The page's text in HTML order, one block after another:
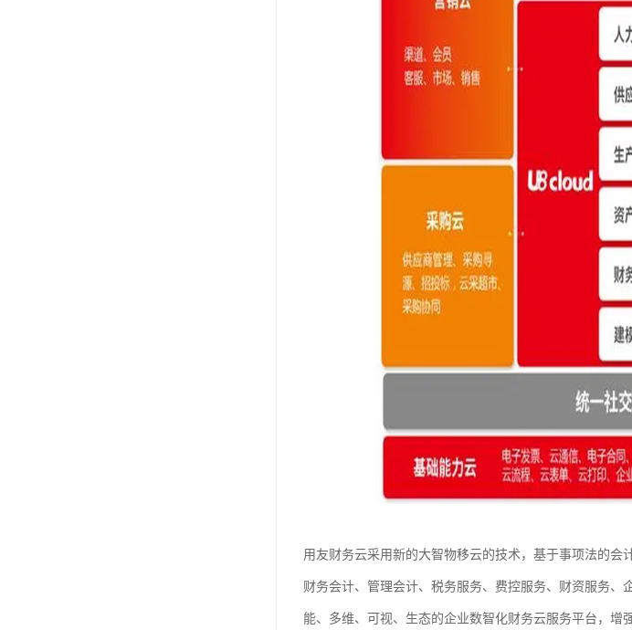
用友财务云采用新的大智物移云的技术，基于事项法的
财务会计、管理会计、税务服务、费控服务、财资服务
能、多维、可视、生态的企业数智化财务云服务平台，